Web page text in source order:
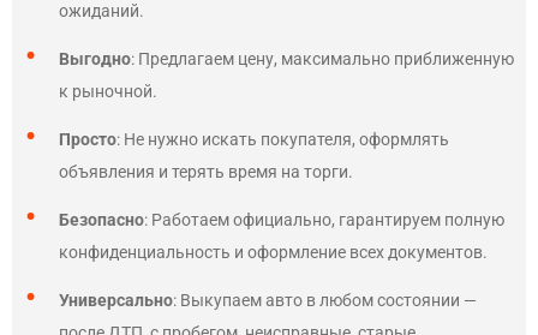
ожиданий.
Выгодно: Предлагаем цену, максимально приближенную
к рыночной.
Просто: Не нужно искать покупателя, оформлять
объявления и терять время на торги.
Безопасно: Работаем официально, гарантируем полную
конфиденциальность и оформление всех документов.
Универсально: Выкупаем авто в любом состоянии —